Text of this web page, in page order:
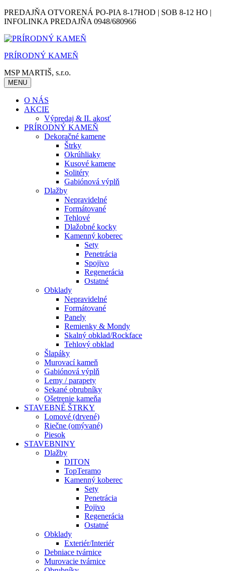
Skip
to
PREDAJŇA OTVORENÁ PO-PIA 8-17HOD | SOB 8-12 HO |
INFOLINKA PREDAJŇA 0948/680966
PRÍRODNÝ KAMEŇ
MSP MARTIŠ, s.r.o.
MENU
O NÁS
AKCIE
Výpredaj & II. akosť
PRÍRODNÝ KAMEŇ
Dekoračné kamene
Štrky
Okrúhliaky
Kusové kamene
Solitéry
Gabiónová výplň
Dlažby
Nepravidelné
Formátované
Tehlové
Dlažobné kocky
Kamenný koberec
Sety
Penetrácia
Spojivo
Regenerácia
Ostatné
Obklady
Nepravidelné
Formátované
Panely
Remienky & Mondy
Skalný obklad/Rockface
Tehlový obklad
Šlapáky
Murovací kameň
Gabiónová výplň
Lemy / parapety
Sekané obrubníky
Ošetrenie kameňa
STAVEBNÉ ŠTRKY
Lomové (drvené)
Riečne (omývané)
Piesok
STAVEBNINY
Dlažby
DITON
TopTeramo
Kamenný koberec
Sety
Penetrácia
Pojivo
Regenerácia
Ostatné
Obklady
Exteriér/Interiér
Debniace tvárnice
Murovacie tvárnice